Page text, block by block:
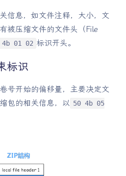
信息，如文件注释，大小，文
被压缩文件的文件头（File
4b 01 02 标识开头。
标识
号开始的偏移量，主要决定文
包的相关信息，以 50 4b 05